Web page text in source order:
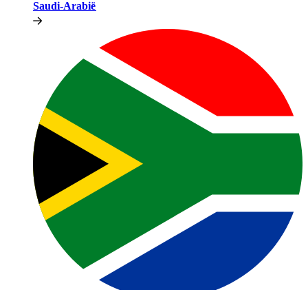
Saudi-Arabië​​